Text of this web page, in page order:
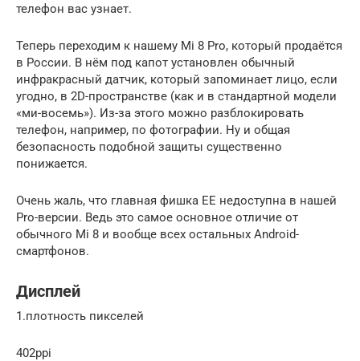
телефон вас узнает.
Теперь переходим к нашему Mi 8 Pro, который продаётся
в России. В нём под капот установлен обычный
инфракрасный датчик, который запоминает лицо, если
угодно, в 2D-пространстве (как и в стандартной модели
«ми-восемь»). Из-за этого можно разблокировать
телефон, например, по фотографии. Ну и общая
безопасность подобной защиты существенно
понижается.
Очень жаль, что главная фишка EE недоступна в нашей
Pro-версии. Ведь это самое основное отличие от
обычного Mi 8 и вообще всех остальных Android-
смартфонов.
Дисплей
1.плотность пикселей
402ppi